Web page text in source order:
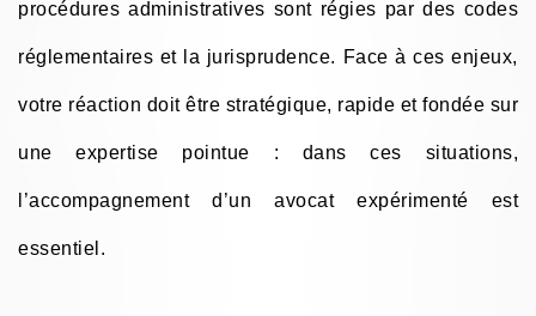
procédures administratives sont régies par des codes
réglementaires et la jurisprudence. Face à ces enjeux,
votre réaction doit être stratégique, rapide et fondée sur
une expertise pointue : dans ces situations,
l’accompagnement d’un avocat expérimenté est
essentiel.